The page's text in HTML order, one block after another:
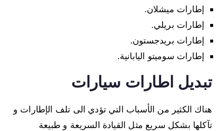
إطارات ميشلان.
إطارات بريلي.
إطارات بريدجستون.
إطارات سوميتو اليابانية.
تبديل اطارات سيارات
هناك الكثير من الأسباب التي تؤدي الى تلف الإطارات و
تآكلها بشكل سريع مثل القيادة السريعة و طبيعة